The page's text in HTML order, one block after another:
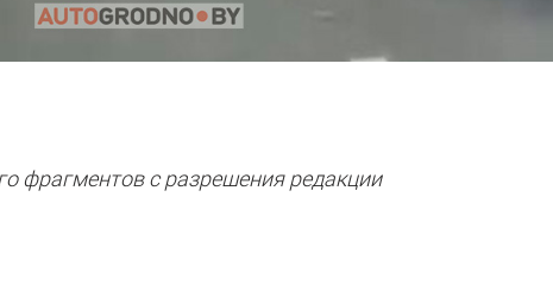
фрагментов с разрешения редакции